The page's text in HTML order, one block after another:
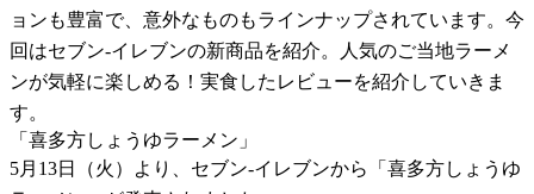
ョンも豊富で、意外なものもラインナップされています。今
回はセブン-イレブンの新商品を紹介。人気のご当地ラーメ
ンが気軽に楽しめる！実食したレビューを紹介していきま
す。
「喜多方しょうゆラーメン」
5月13日（火）より、セブン-イレブンから「喜多方しょうゆ